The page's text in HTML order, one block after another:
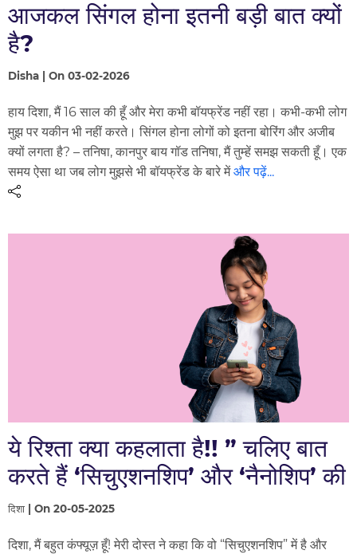
आजकल सिंगल होना इतनी बड़ी बात क्यों
है?
Disha | On 03-02-2026
हाय दिशा, मैं 16 साल की हूँ और मेरा कभी बॉयफ्रेंड नहीं रहा। कभी-कभी लोग
मुझ पर यकीन भी नहीं करते। सिंगल होना लोगों को इतना बोरिंग और अजीब
क्यों लगता है? – तनिषा, कानपुर बाय गॉड तनिषा, मैं तुम्हें समझ सकती हूँ। एक
समय ऐसा था जब लोग मुझसे भी बॉयफ्रेंड के बारे मेंऔर पढ़ें...
ये रिश्ता क्या कहलाता है!! ” चलिए बात
करते हैं ‘सिचुएशनशिप’ और ‘नैनोशिप’ की
दिशा | On 20-05-2025
दिशा, मैं बहुत कंफ्यूज़ हूँ! मेरी दोस्त ने कहा कि वो “सिचुएशनशिप” में है और